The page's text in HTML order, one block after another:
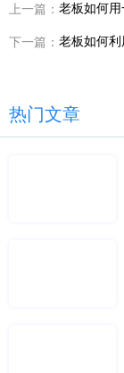
上一篇：
下一篇：
热门文章